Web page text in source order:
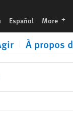
Español More
À propos